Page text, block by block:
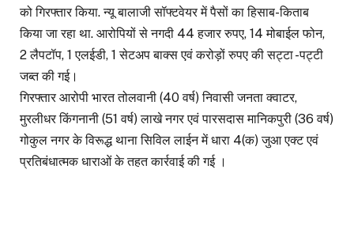
को गिरफ्तार किया. न्यू बालाजी सॉफ्टवेयर में पैसों का हिसाब-किताब
किया जा रहा था. आरोपियों से नगदी 44 हजार रुपए, 14 मोबाईल फोन,
2 लैपटॉप, 1 एलईडी, 1 सेटअप बाक्स एवं करोड़ों रुपए की सट्टा -पट्टी
जब्त की गई।
गिरफ्तार आरोपी भारत तोलवानी (40 वर्ष) निवासी जनता क्वाटर,
मुरलीधर किंगनानी (51 वर्ष) लाखे नगर एवं पारसदास मानिकपुरी (36 वर्ष)
गोकुल नगर के विरूद्ध थाना सिविल लाईन में धारा 4(क) जुआ एक्ट एवं
प्रतिबंधात्मक धाराओं के तहत कार्रवाई की गई ।